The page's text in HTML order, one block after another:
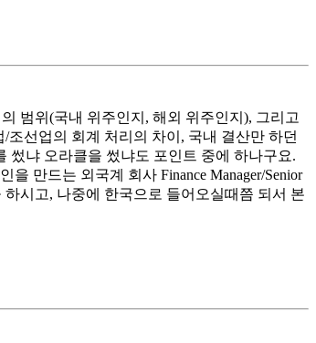
범위(국내 위주인지, 해외 위주인지), 그리고
선업의 회계 처리의 차이, 국내 결산만 하던
썼냐 오라클을 썼냐도 포인트 중에 하나구요.
만드는 외국계 회사 Finance Manager/Senior
시고, 나중에 한국으로 들어오실때쯤 되서 본